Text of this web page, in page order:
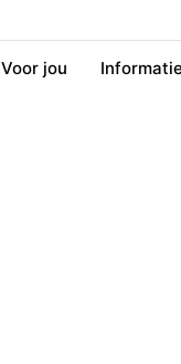
Voor jou Informatie